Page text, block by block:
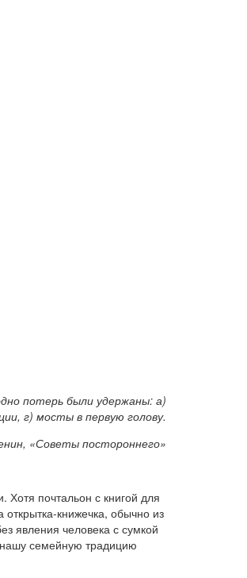
потерь были удержаны: а)
г) мосты в первую голову.
«Советы постороннего»
почтальон с книгой для
книжечка, обычно из
явления человека с сумкой
нашу семейную традицию